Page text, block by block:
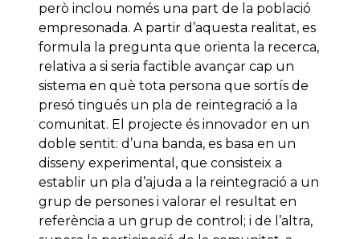
però inclou només una part de la població
empresonada. A partir d’aquesta realitat, es
formula la pregunta que orienta la recerca,
relativa a si seria factible avançar cap un
sistema en què tota persona que sortís de
presó tingués un pla de reintegració a la
comunitat. El projecte és innovador en un
doble sentit: d’una banda, es basa en un
disseny experimental, que consisteix a
establir un pla d’ajuda a la reintegració a un
grup de persones i valorar el resultat en
referència a un grup de control; i de l’altra,